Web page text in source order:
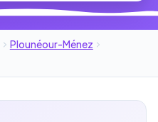
Plounéour-Ménez